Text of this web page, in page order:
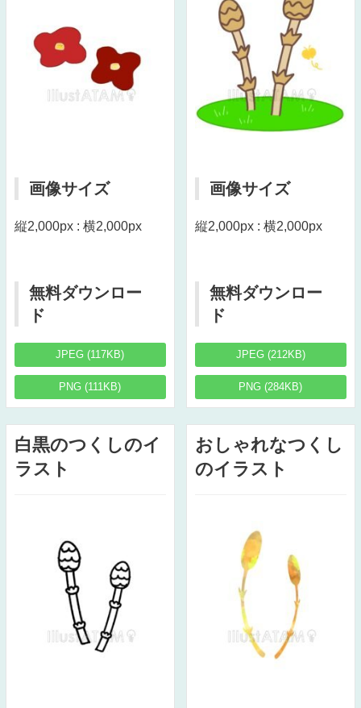
画像サイズ
縦2,000px : 横2,000px
無料ダウンロー
ド
JPEG (117KB)
PNG (111KB)
画像サイズ
縦2,000px : 横2,000px
無料ダウンロー
ド
JPEG (212KB)
PNG (284KB)
白黒のつくしのイ
ラスト
おしゃれなつくし
のイラスト